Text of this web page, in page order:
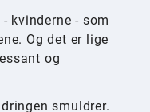
kvinderne - som
Og det er lige
og
smuldrer.